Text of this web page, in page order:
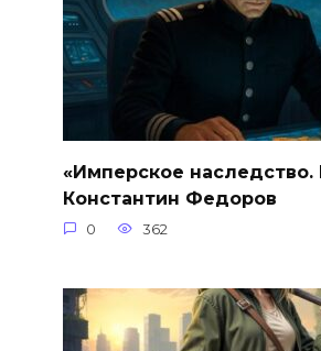
«Имперское наследство.
Константин Федоров
0 362